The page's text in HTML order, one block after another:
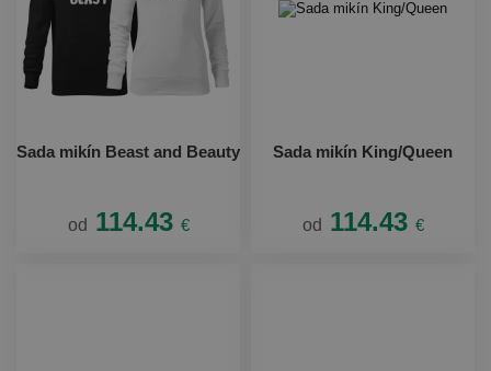
Sada mikín Beast and Beauty
od 114.43 €
Sada mikín King/Queen
od 114.43 €